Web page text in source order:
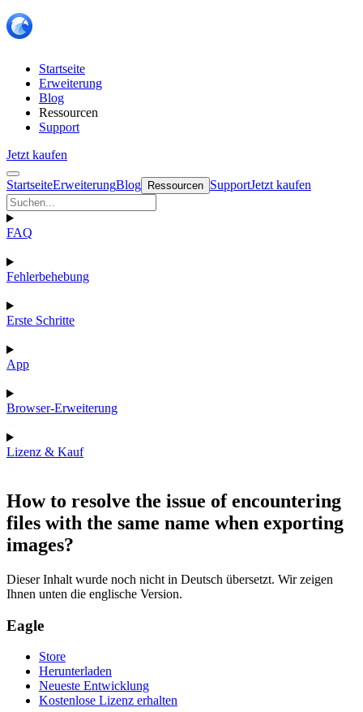
Startseite
Erweiterung
Blog
Ressourcen
Support
Jetzt kaufen
StartseiteErweiterungBlog Ressourcen SupportJetzt kaufen
FAQ
Fehlerbehebung
Erste Schritte
App
Browser-Erweiterung
Lizenz & Kauf
How to resolve the issue of encountering
files with the same name when exporting
images?
Dieser Inhalt wurde noch nicht in Deutsch übersetzt. Wir zeigen
Ihnen unten die englische Version.
Eagle
Store
Herunterladen
Neueste Entwicklung
Kostenlose Lizenz erhalten